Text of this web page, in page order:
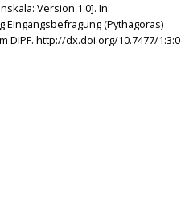
Version 1.0]. In:
(Pythagoras)
DIPF. http://dx.doi.org/10.7477/1:3:0